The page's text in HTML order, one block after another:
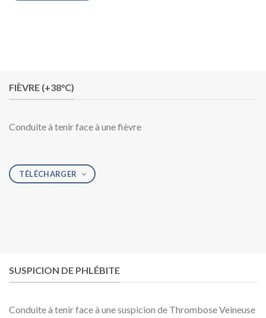
FIÈVRE (+38°C)
Conduite à tenir face à une fièvre
TÉLÉCHARGER
SUSPICION DE PHLÉBITE
Conduite à tenir face à une suspicion de Thrombose Veineuse